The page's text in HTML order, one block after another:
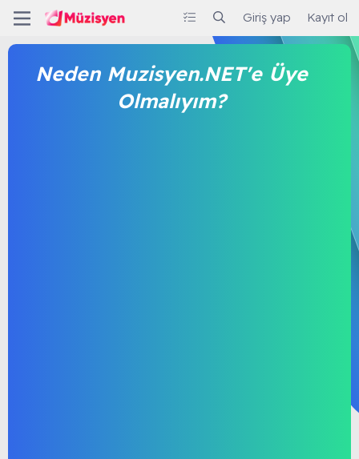
Giriş yap Kayıt ol
Neden Muzisyen.NET'e Üye
Olmalıyım?